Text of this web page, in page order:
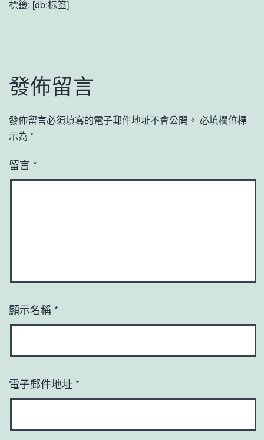
標籤: [db:标签]
發佈留言
發佈留言必須填寫的電子郵件地址不會公開。 必填欄位標
示為 *
留言 *
顯示名稱 *
電子郵件地址 *